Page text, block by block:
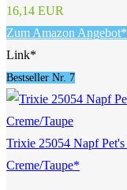
16,14 EUR
Zum Amazon Angebot*
Link*
Bestseller Nr. 7
Trixie 25054 Napf
Creme/Taupe*